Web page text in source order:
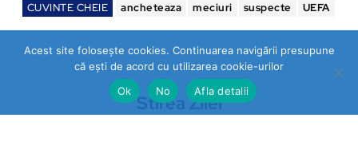
CUVINTE CHEIE ancheteaza meciuri suspecte UEFA
Stirea Zilei
Acest site folosește cookies. Continuarea navigării presupune
că ești de acord cu utilizarea cookie-urilor
Ok
No Afla detalii